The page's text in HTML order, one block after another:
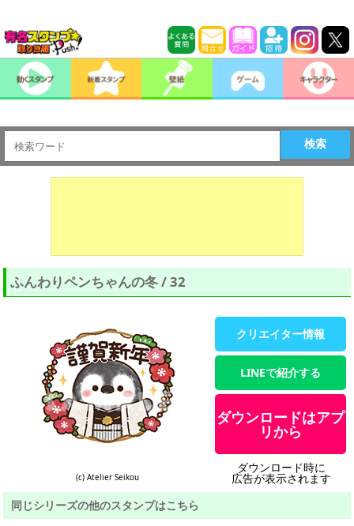
検索
ふんわりペンちゃんの冬 / 32
(c) Atelier Seikou
クリエイター情報
LINEで紹介する
ダウンロードはアプ
リから
ダウンロード時に
広告が表示されます
同じシリーズの他のスタンプはこちら